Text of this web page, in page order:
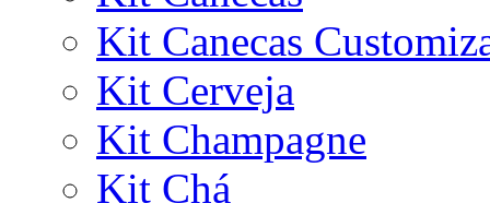
Kit Canecas
Kit Cerveja
Kit Champagne
Kit Chá